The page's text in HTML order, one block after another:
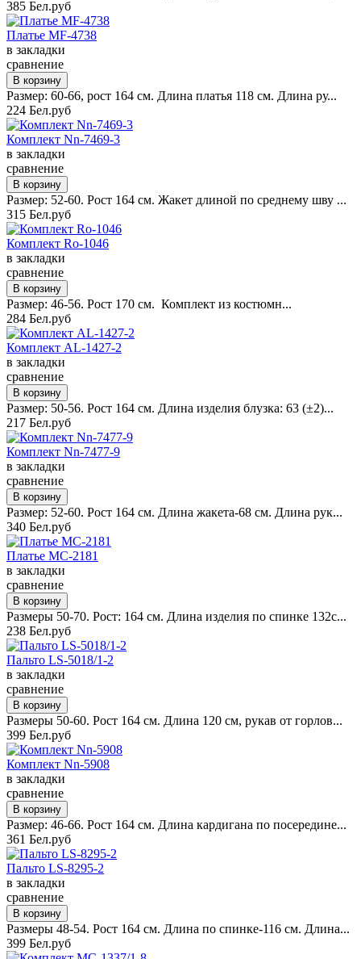
385 Бел.руб
Платье MF-4738
в закладки
сравнение
Размер: 60-66, рост 164 см. Длина платья 118 см. Длина ру...
224 Бел.руб
Комплект Nn-7469-3
в закладки
сравнение
Размер: 52-60. Рост 164 см. Жакет длиной по среднему шву ...
315 Бел.руб
Комплект Ro-1046
в закладки
сравнение
Размер: 46-56. Рост 170 см. Комплект из костюмн...
284 Бел.руб
Комплект AL-1427-2
в закладки
сравнение
Размер: 50-56. Рост 164 см. Длина изделия блузка: 63 (±2)...
217 Бел.руб
Комплект Nn-7477-9
в закладки
сравнение
Размер: 52-60. Рост 164 см. Длина жакета-68 см. Длина рук...
340 Бел.руб
Платье MC-2181
в закладки
сравнение
Размеры 50-70. Рост: 164 см. Длина изделия по спинке 132с...
238 Бел.руб
Пальто LS-5018/1-2
в закладки
сравнение
Размеры 50-60. Рост 164 см. Длина 120 см, рукав от горлов...
399 Бел.руб
Комплект Nn-5908
в закладки
сравнение
Размер: 46-66. Рост 164 см. Длина кардигана по посередине...
361 Бел.руб
Пальто LS-8295-2
в закладки
сравнение
Размеры 48-54. Рост 164 см. Длина по спинке-116 см. Длина...
399 Бел.руб